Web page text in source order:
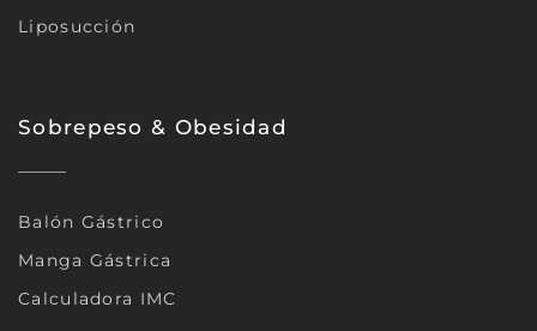
Liposucción
Sobrepeso & Obesidad
Balón Gástrico
Manga Gástrica
Calculadora IMC